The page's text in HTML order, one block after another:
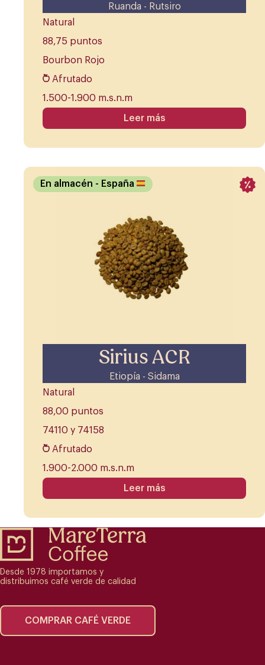
Ruanda - Rutsiro
Natural
88,75 puntos
Bourbon Rojo
Afrutado
1.500-1.900 m.s.n.m
Leer más
Sirius ACR
Etiopía - Sidama
En almacén - España
Natural
88,00 puntos
74110 y 74158
Afrutado
1.900-2.000 m.s.n.m
Leer más
Desde 1978 importamos y
distribuimos café verde de calidad
COMPRAR CAFÉ VERDE